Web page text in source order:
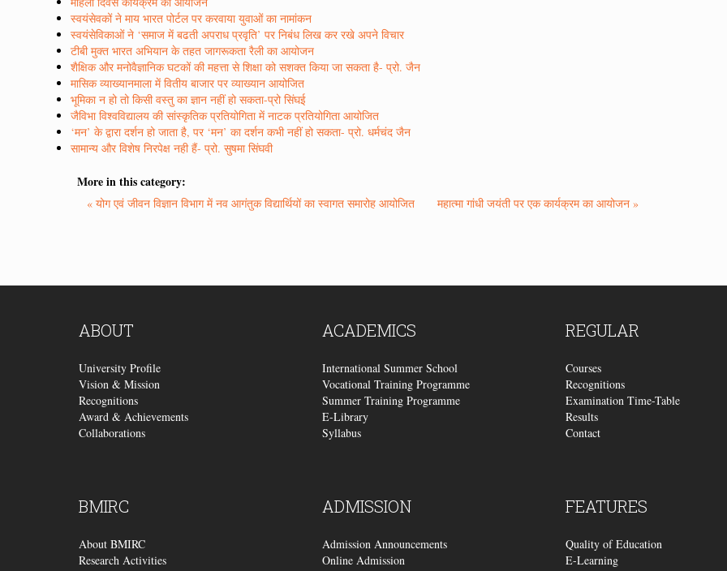
स्वयंसेवकों ने माय भारत पोर्टल पर करवाया युवाओं का नामांकन
स्वयंसेविकाओं ने ‘समाज में बढती अपराध प्रवृति’ पर निबंध लिख कर रखे अपने विचार
टीबी मुक्त भारत अभियान के तहत जागरूकता रैली का आयोजन
शैक्षिक और मनोवैज्ञानिक घटकों की महत्ता से शिक्षा को सशक्त किया जा सकता है- प्रो. जैन
मासिक व्याख्यानमाला में वितीय बाजार पर व्याख्यान आयोजित
भूमिका न हो तो किसी वस्तु का ज्ञान नहीं हो सकता-प्रो सिंघई
जैविभा विश्वविद्यालय की सांस्कृतिक प्रतियोगिता में नाटक प्रतियोगिता आयोजित
‘मन’ के द्वारा दर्शन हो जाता है, पर ‘मन’ का दर्शन कभी नहीं हो सकता- प्रो. धर्मचंद जैन
सामान्य और विशेष निरपेक्ष नही हैं- प्रो. सुषमा सिंघवी
More in this category:
« योग एवं जीवन विज्ञान विभाग में नव आगंतुक विद्यार्थियों का स्वागत समारोह आयोजित महात्मा गांधी जयंती पर एक कार्यक्रम का आयोजन »
ABOUT
University Profile
Vision & Mission
Recognitions
Award & Achievements
Collaborations
BMIRC
About BMIRC
Research Activities
ACADEMICS
International Summer School
Vocational Training Programme
Summer Training Programme
E-Library
Syllabus
ADMISSION
Admission Announcements
Online Admission
REGULAR
Courses
Recognitions
Examination Time-Table
Results
Contact
FEATURES
Quality of Education
E-Learning